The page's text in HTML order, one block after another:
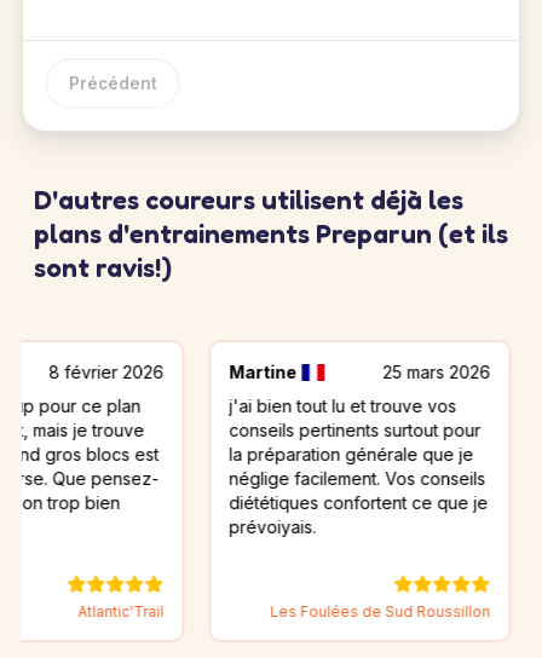
Précédent
D'autres coureurs utilisent déjà les
plans d'entrainements Preparun (et ils
sont ravis!)
2026
plan
trouve
est
pensez-
bien
Martine
25 mars 2026
j'ai bien tout lu et trouve vos
conseils pertinents surtout pour
la préparation générale que je
néglige facilement. Vos conseils
diététiques confortent ce que je
prévoiyais.
Les Foulées de Sud Roussillon
Cathy
2026